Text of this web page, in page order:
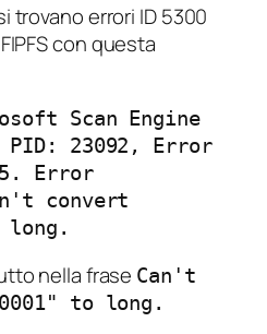
trovano errori ID 5300
con questa
Scan Engine
23092, Error
Error
convert
long.
nella frase Can't
to long.